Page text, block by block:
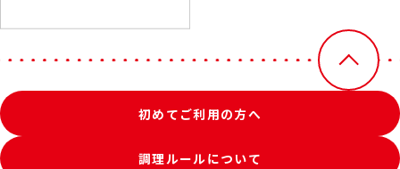
初めてご利用の方へ
調理ルールについて